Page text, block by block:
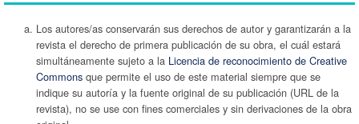
Los autores/as conservarán sus derechos de autor y garantizarán a la
revista el derecho de primera publicación de su obra, el cuál estará
simultáneamente sujeto a la Licencia de reconocimiento de Creative
Commonsque permite el uso de este material siempre que se
indique su autoría y la fuente original de su publicación (URL de la
revista), no se use con fines comerciales y sin derivaciones de la obra